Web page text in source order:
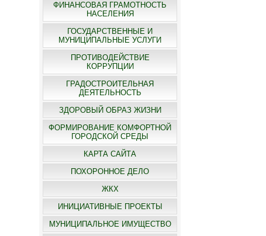
ФИНАНСОВАЯ ГРАМОТНОСТЬ
НАСЕЛЕНИЯ
ГОСУДАРСТВЕННЫЕ И
МУНИЦИПАЛЬНЫЕ УСЛУГИ
ПРОТИВОДЕЙСТВИЕ
КОРРУПЦИИ
ГРАДОСТРОИТЕЛЬНАЯ
ДЕЯТЕЛЬНОСТЬ
ЗДОРОВЫЙ ОБРАЗ ЖИЗНИ
ФОРМИРОВАНИЕ КОМФОРТНОЙ
ГОРОДСКОЙ СРЕДЫ
КАРТА САЙТА
ПОХОРОННОЕ ДЕЛО
ЖКХ
ИНИЦИАТИВНЫЕ ПРОЕКТЫ
МУНИЦИПАЛЬНОЕ ИМУЩЕСТВО